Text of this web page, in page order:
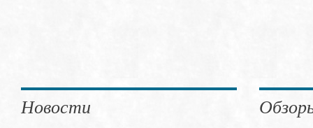
Новости